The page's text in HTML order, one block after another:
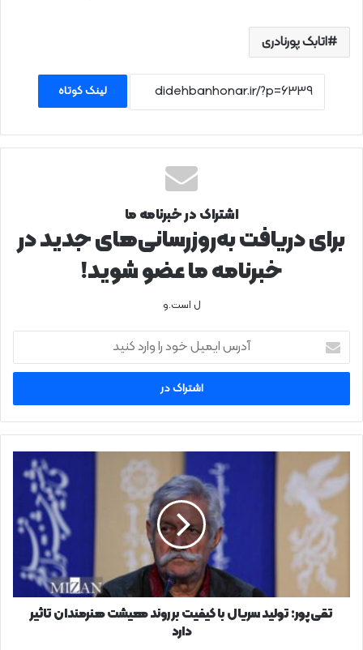
اتابک پورنادری
لینک کوتاه
اشتراک در خبرنامه ما
برای دریافت به‌روزرسانی‌های جدید در
خبرنامه ما عضو شوید!
ل است.و
ایمیل
خود
وارد
کنید
تقی‌پور:
تولید
سریال
کیفیت
روند
معیشت
هنرمندان
تقی‌پور: تولید سریال با کیفیت بر روند معیشت هنرمندان تاثیر
دارد